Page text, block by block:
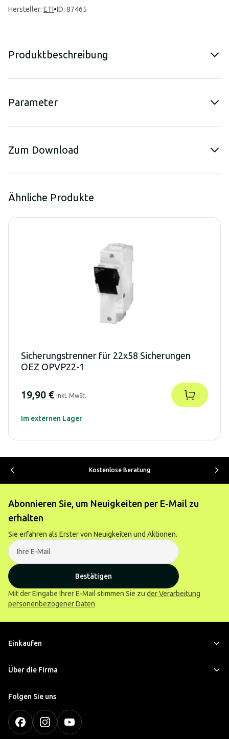
Hersteller: ETI•ID: 87465
Produktbeschreibung
Parameter
Zum Download
Ähnliche Produkte
Sicherungstrenner für 22x58 Sicherungen
OEZ OPVP22-1
19,90 € inkl. MwSt.
Im externen Lager
Kostenlose Beratung
Abonnieren Sie, um Neuigkeiten per E-Mail zu
erhalten
Sie erfahren als Erster von Neuigkeiten und Aktionen.
Bestätigen
Mit der Eingabe Ihrer E-Mail stimmen Sie zu der Verarbeitung
personenbezogener Daten
Einkaufen
Über die Firma
Folgen Sie uns